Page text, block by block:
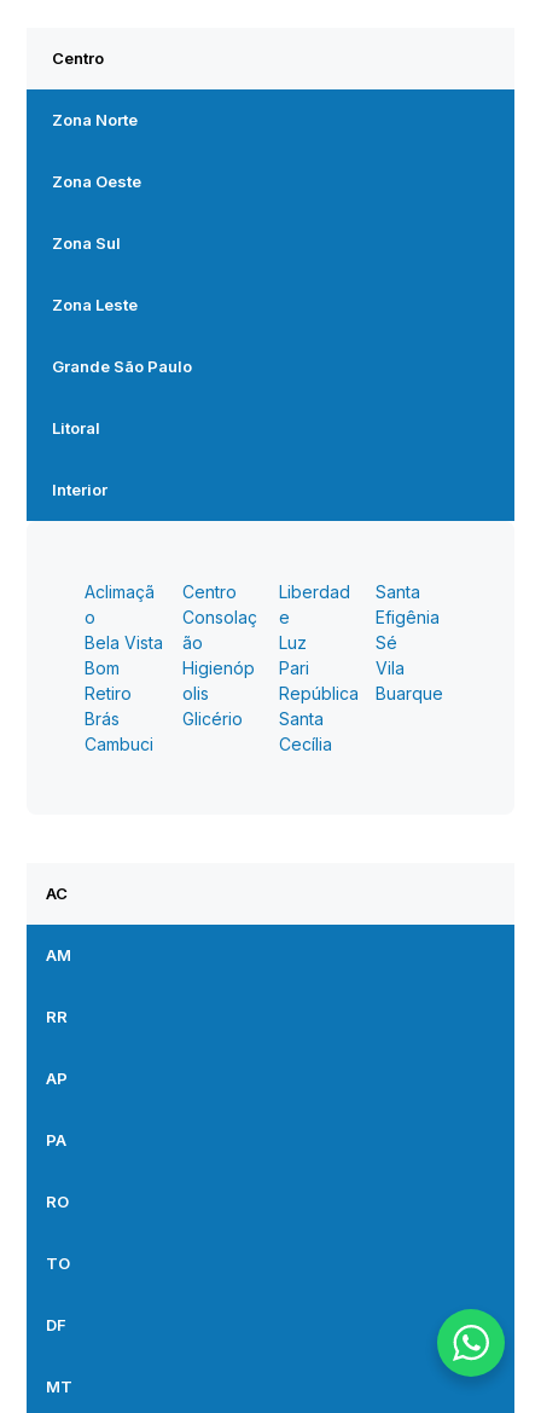
Centro
Zona Norte
Zona Oeste
Zona Sul
Zona Leste
Grande São Paulo
Litoral
Interior
Aclimaçã
o
Bela Vista
Bom
Retiro
Brás
Cambuci
Centro
Consolaç
ão
Higienóp
olis
Glicério
Liberdad
e
Luz
Pari
República
Santa
Cecília
Santa
Efigênia
Sé
Vila
Buarque
AC
AM
RR
AP
PA
RO
TO
DF
MT